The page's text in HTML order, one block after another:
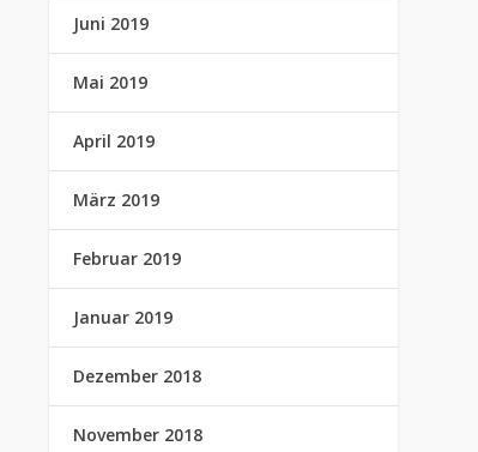
Juni 2019
Mai 2019
April 2019
März 2019
Februar 2019
Januar 2019
Dezember 2018
November 2018